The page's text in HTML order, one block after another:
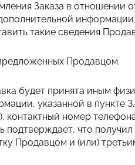
Заказа в отношении
такие сведения
Продавцом.
будет принята иным
указанной в пункте
номер
что получил
Продавцом и (или)